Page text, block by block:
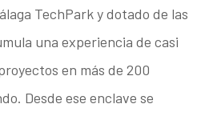
TechPark y dotado de las
una experiencia de casi
en más de 200
Desde ese enclave se